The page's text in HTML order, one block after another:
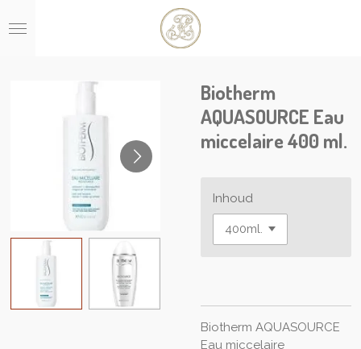
direct
Biotherm
AQUASOURCE Eau
miccelaire 400 ml.
Inhoud
Biotherm AQUASOURCE
Eau miccelaire